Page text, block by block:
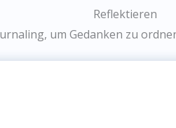
Reflektieren
um Gedanken zu